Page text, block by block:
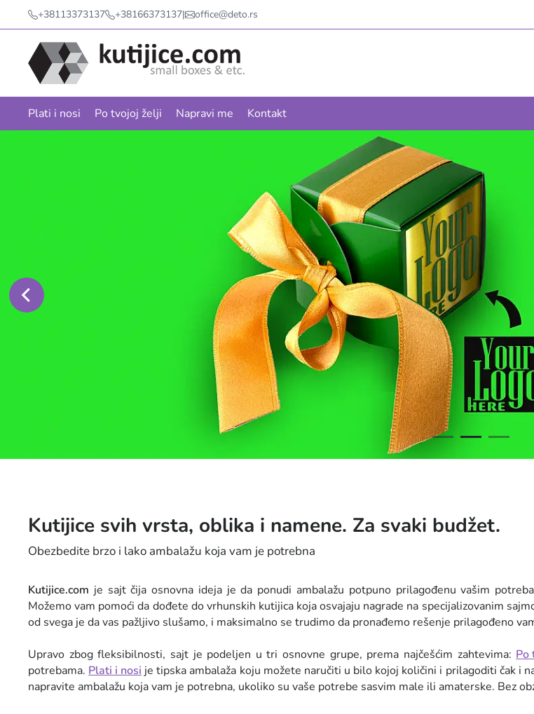
+38113373137 +38166373137| office@deto.rs
Plati i nosi Po tvojoj želji Napravi me Kontakt
Kutijice svih vrsta, oblika i namene. Za svaki budžet.
Obezbedite brzo i lako ambalažu koja vam je potrebna
​​Kutijice.com je sajt čija osnovna ideja je da ponudi ambalažu potpuno prilagođenu vašim
Možemo vam pomoći da dođete do vrhunskih kutijica koja osvajaju nagrade na specijalizovanim
od svega je da vas pažljivo slušamo, i maksimalno se trudimo da pronađemo rešenje prilagođeno
Upravo zbog fleksibilnosti, sajt je podeljen u tri osnovne grupe, prema najčešćim zahtevima:Po
potrebama.Plati i nosije tipska ambalaža koju možete naručiti u bilo kojoj količini i prilagoditi čak i
napravite ambalažu koja vam je potrebna, ukoliko su vaše potrebe sasvim male ili amaterske. Bez